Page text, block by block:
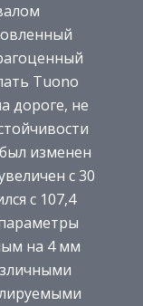
Tuono
дороге, не
изменен
с 30
с 107,4
на 4 мм